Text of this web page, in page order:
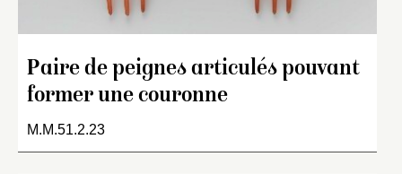
Paire de peignes articulés pouvant
former une couronne
M.M.51.2.23